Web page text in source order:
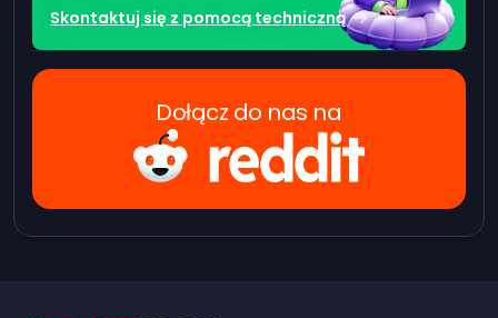
Skontaktuj się z pomocą techniczną
Dołącz do nas na